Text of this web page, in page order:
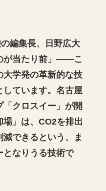
編集長、日野広大
が当たり前」――こ
大学発の革新的な技
ています。名古屋
クロスイー」が開
」は、CO2を排出
できるという、ま
となりうる技術で